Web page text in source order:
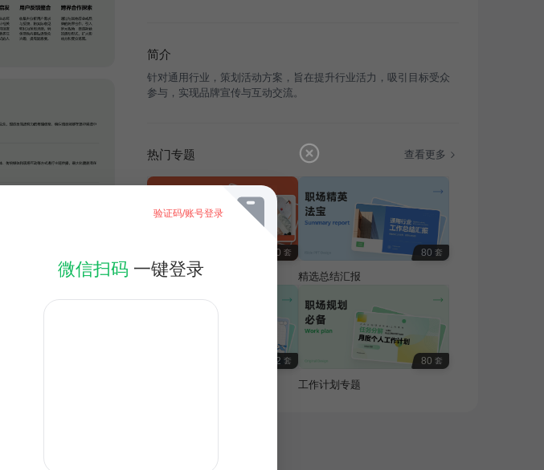
简介
针对通用行业，策划活动方案，旨在提升行业活力，吸引目标受众
参与，实现品牌宣传与互动交流。
热门专题 查看更多
100 套
限时免费专题
80 套
精选总结汇报
32 套 80 套
工作计划专题
验证码/账号登录
微信扫码 一键登录